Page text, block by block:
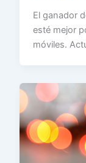
El ganador
esté mejor
móviles.